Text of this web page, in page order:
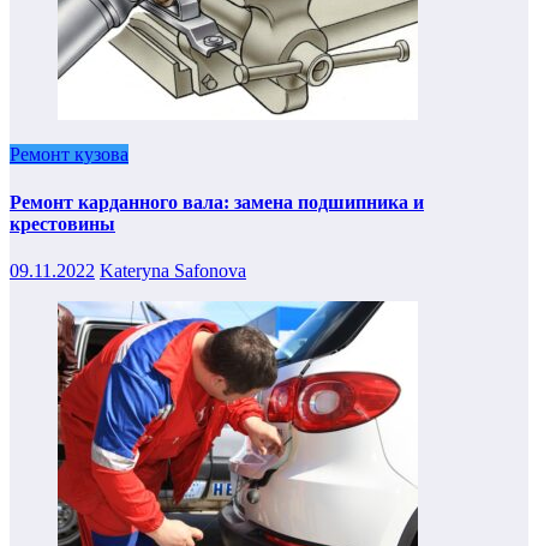
Ремонт кузова
Ремонт карданного вала: замена подшипника и
крестовины
09.11.2022 Kateryna Safonova